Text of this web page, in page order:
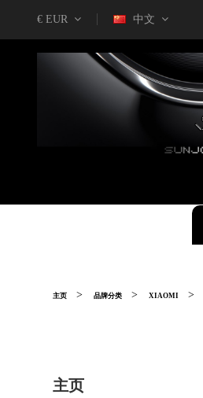
€ EUR 中文
主页 品牌分类 XIAOMI
主页